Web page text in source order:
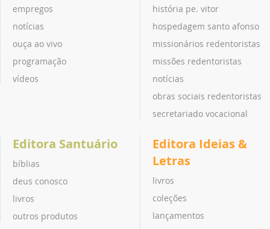
empregos
notícias
ouça ao vivo
programação
vídeos
história pe. vitor
hospedagem santo afonso
missionários redentoristas
missões redentoristas
notícias
obras sociais redentoristas
secretariado vocacional
Editora Santuário
bíblias
deus conosco
livros
outros produtos
Editora Ideias &
Letras
livros
coleções
lançamentos